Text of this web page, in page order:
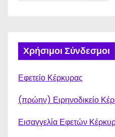
Χρήσιμοι Σύνδεσμοι
Εφετείο Κέρκυρας
(πρώην) Ειρηνοδικείο
Εισαγγελία Εφετών